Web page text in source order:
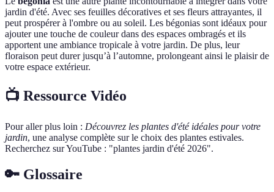
jardin d'été. Avec ses feuilles décoratives et ses fleurs attrayantes, il
peut prospérer à l'ombre ou au soleil. Les bégonias sont idéaux pour
ajouter une touche de couleur dans des espaces ombragés et ils
apportent une ambiance tropicale à votre jardin. De plus, leur
floraison peut durer jusqu’à l’automne, prolongeant ainsi le plaisir de
votre espace extérieur.
📺 Ressource Vidéo
Pour aller plus loin : Découvrez les plantes d'été idéales pour votre
jardin, une analyse complète sur le choix des plantes estivales.
Recherchez sur YouTube : "plantes jardin d'été 2026".
🔑 Glossaire